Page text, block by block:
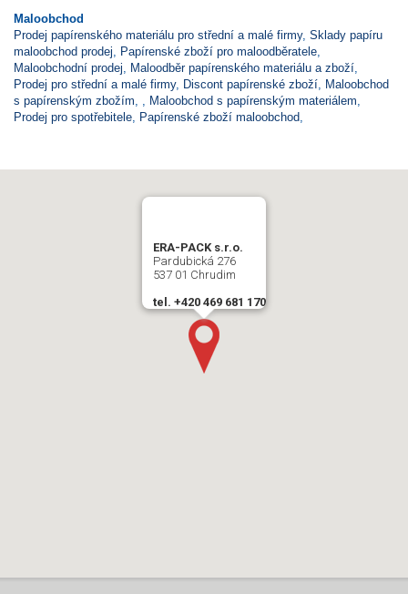
Maloobchod
Prodej papírenského materiálu pro střední a malé firmy, Sklady papíru
maloobchod prodej
Papírenské zboží pro maloodběratele
Maloobchodní prodej
Maloodběr papírenského materiálu a zboží
Prodej pro střední a malé firmy, Discont papírenské zboží
Maloobchod
s papírenským zbožím
Maloobchod s papírenským materiálem
Prodej pro spotřebitele
Papírenské zboží maloobchod
ERA-PACK s.r.o.
Pardubická 276
537 01 Chrudim
tel. +420 469 681 170